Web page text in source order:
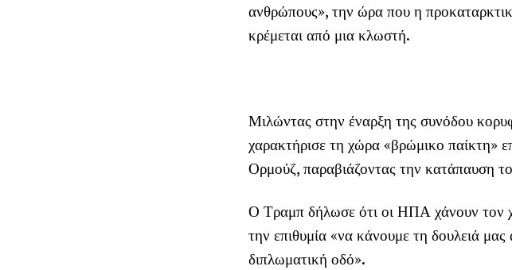
ανθρώπους», την ώρα που η
κρέμεται από μια κλωστή.
Μιλώντας στην έναρξη της συνόδου
χαρακτήρισε τη χώρα «βρώμικο παίκτη»
Ορμούζ, παραβιάζοντας την κατάπαυση
Ο Τραμπ δήλωσε ότι οι ΗΠΑ χάνουν τον
την επιθυμία «να κάνουμε τη δουλειά
διπλωματική οδό».